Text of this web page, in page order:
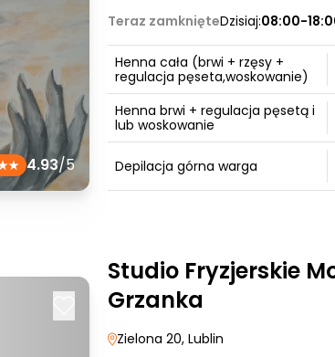
4.93/5
Teraz zamknięteDzisiaj:08:00-
Henna cała (brwi + rzęsy +
regulacja pęseta,woskowanie)
Henna brwi + regulacja pęsetą i
lub woskowanie
Depilacja górna warga
Studio Fryzjerskie
Grzanka
Zielona 20, Lublin